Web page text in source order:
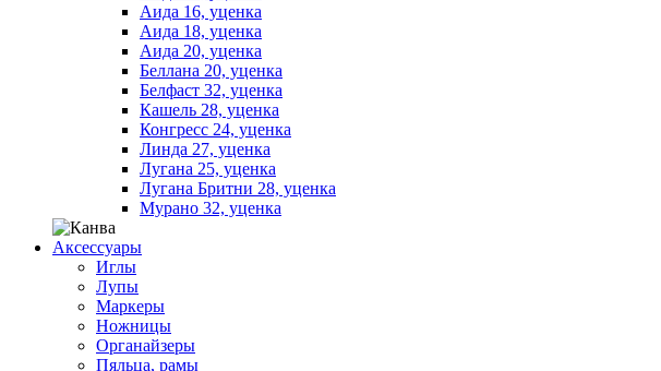
Аида 16, уценка
Аида 18, уценка
Аида 20, уценка
Беллана 20, уценка
Белфаст 32, уценка
Кашель 28, уценка
Конгресс 24, уценка
Линда 27, уценка
Лугана 25, уценка
Лугана Бритни 28, уценка
Мурано 32, уценка
Аксессуары
Иглы
Лупы
Маркеры
Ножницы
Органайзеры
Пяльца, рамы